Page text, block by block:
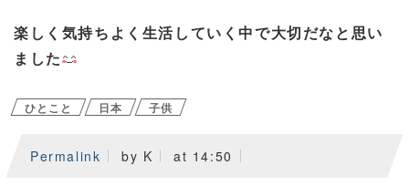
楽しく気持ちよく生活していく中で大切だなと思い
ました
ひとこと 日本 子供
Permalink by K at 14:50